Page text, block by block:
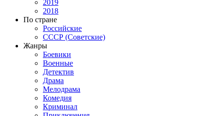
2019
2018
По стране
Российские
СССР (Советские)
Жанры
Боевики
Военные
Детектив
Драма
Мелодрама
Комедия
Криминал